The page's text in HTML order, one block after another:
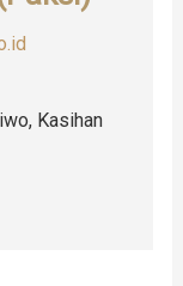
Kasihan